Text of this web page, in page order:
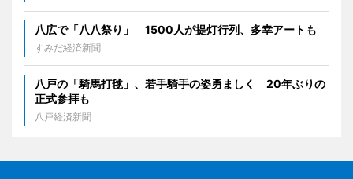
八広で「八八祭り」 1500人が提灯行列、多幸アートも
すみだ経済新聞
八戸の「騎馬打毬」、若手騎手の姿勇ましく 20年ぶりの
正式参拝も
八戸経済新聞